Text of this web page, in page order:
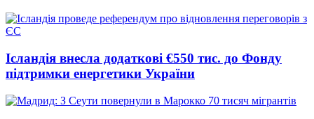
Ісландія внесла додаткові €550 тис. до Фонду
підтримки енергетики України